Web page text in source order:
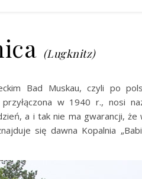
(Lugknitz)
Bad Muskau, czyli po
w 1940 r., nosi
a i tak nie ma gwarancji,
się dawna Kopalnia